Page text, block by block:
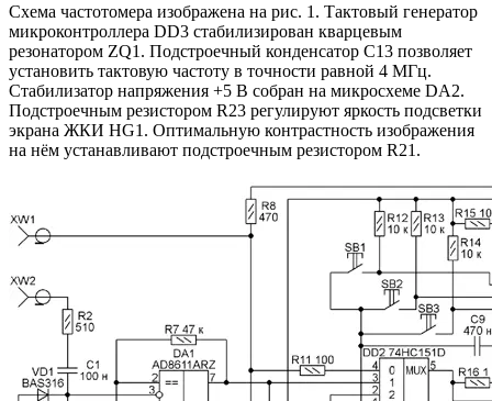
Схема частотомера изображена на рис. 1. Тактовый генератор
микроконтроллера DD3 стабилизирован кварцевым
резонатором ZQ1. Подстроечный конденсатор C13 позволяет
установить тактовую частоту в точности равной 4 МГц.
Стабилизатор напряжения +5 В собран на микросхеме DA2.
Подстроечным резистором R23 регулируют яркость подсветки
экрана ЖКИ HG1. Оптимальную контрастность изображения
на нём устанавливают подстроечным резистором R21.